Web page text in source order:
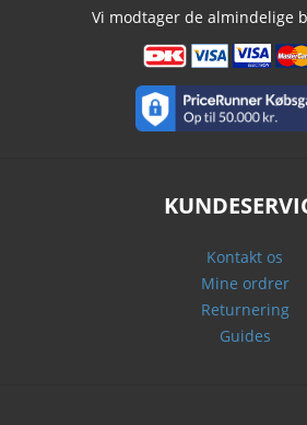
Vi modtager de almindelige
Kontakt os
Mine ordrer
Returnering
Guides